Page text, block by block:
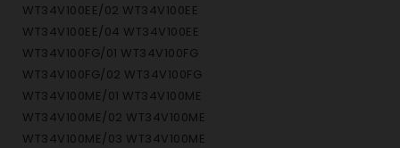
WT34V100EE/02 WT34V100EE
WT34V100EE/04 WT34V100EE
WT34V100FG/01 WT34V100FG
WT34V100FG/02 WT34V100FG
WT34V100ME/01 WT34V100ME
WT34V100ME/02 WT34V100ME
WT34V100ME/03 WT34V100ME